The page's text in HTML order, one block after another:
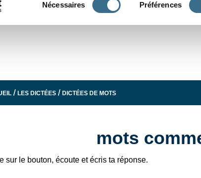
Nécessaires Préférences
/LES DICTÉES /DICTÉES DE MOTS
mots
sur le bouton, écoute et écris ta réponse.